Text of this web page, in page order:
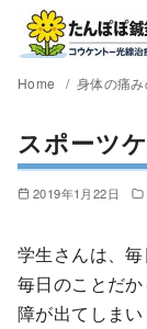
Home 身体の痛
スポーツ
2019年1月22日
学生さんは、
毎日のことだ
障が出てしま